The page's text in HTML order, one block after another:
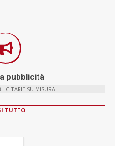
pubblicità
SU MISURA
TUTTO